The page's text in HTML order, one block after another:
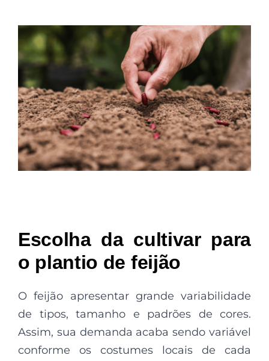
Escolha da cultivar para
o plantio de feijão
O feijão apresentar grande variabilidade
de tipos, tamanho e padrões de cores.
Assim, sua demanda acaba sendo variável
conforme os costumes locais de cada